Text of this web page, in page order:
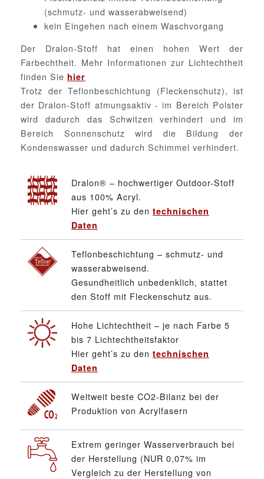
(schmutz- und wasserabweisend)
kein Eingehen nach einem Waschvorgang
Der Dralon-Stoff hat einen hohen Wert der
Farbechtheit. Mehr Informationen zur Lichtechtheit
finden Sie hier
Trotz der Teflonbeschichtung (Fleckenschutz), ist
der Dralon-Stoff atmungsaktiv - im Bereich Polster
wird dadurch das Schwitzen verhindert und im
Bereich Sonnenschutz wird die Bildung der
Kondenswasser und dadurch Schimmel verhindert.
Dralon® – hochwertiger Outdoor-Stoff
aus 100% Acryl.
Hier geht’s zu den technischen
Daten
Teflonbeschichtung – schmutz- und
wasserabweisend.
Gesundheitlich unbedenklich, stattet
den Stoff mit Fleckenschutz aus.
Hohe Lichtechtheit – je nach Farbe 5
bis 7 Lichtechtheitsfaktor
Hier geht’s zu den technischen
Daten
Weltweit beste CO2-Bilanz bei der
Produktion von Acrylfasern
Extrem geringer Wasserverbrauch bei
der Herstellung (NUR 0,07% im
Vergleich zu der Herstellung von